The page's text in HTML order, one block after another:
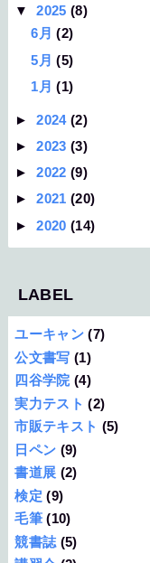
▼2025(8)
6月(2)
5月(5)
1月(1)
►2024(2)
►2023(3)
►2022(9)
►2021(20)
►2020(14)
LABEL
ユーキャン (7)
公文書写 (1)
四谷学院 (4)
実力テスト (2)
市販テキスト (5)
日ペン (9)
書道展 (2)
検定 (9)
毛筆 (10)
競書誌 (5)